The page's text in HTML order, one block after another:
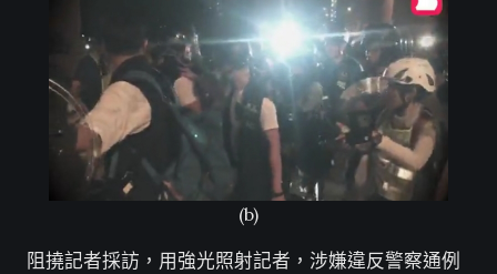
(b)
阻撓記者採訪，用強光照射記者，涉嫌違反警察通例